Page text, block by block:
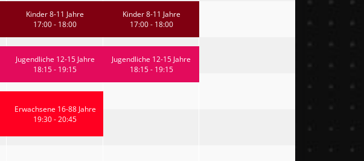
Kinder 8-11 Jahre
17:00 - 18:00
Jugendliche 12-15 Jahre
18:15 - 19:15
Erwachsene 16-88 Jahre
19:30 - 20:45
Kinder 8-11 Jahre
17:00 - 18:00
Jugendliche 12-15 Jahre
18:15 - 19:15